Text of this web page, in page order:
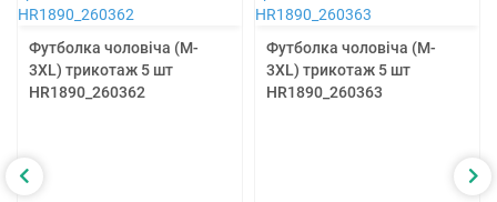
Футболка чоловіча (M-
3XL) трикотаж 5 шт
HR1890_260362
Футболка чоловіча (M-
3XL) трикотаж 5 шт
HR1890_260363